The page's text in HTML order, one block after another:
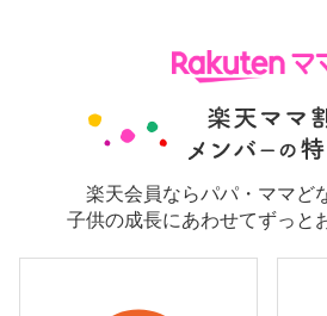
楽天会員ならパパ・ママど
子供の成長にあわせてずっと